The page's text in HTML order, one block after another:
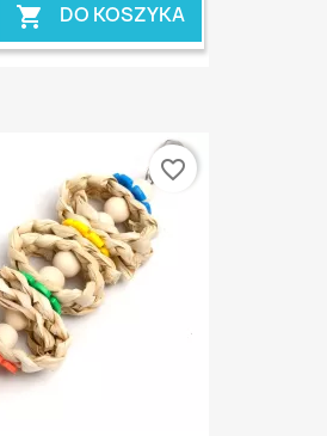
 DO KOSZYKA
favorite_border